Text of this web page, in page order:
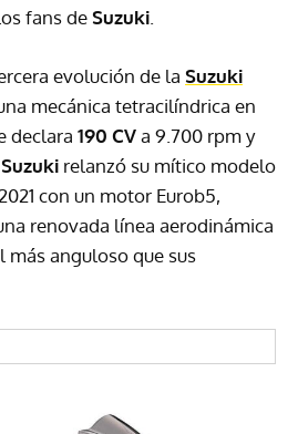
fans deSuzuki
evolución de la Suzuki
mecánica tetracilíndrica en
declara 190 CVa 9.700 rpm y
Suzuki relanzó su mítico modelo
con un motor Eurob5,
renovada línea aerodinámica
anguloso que sus